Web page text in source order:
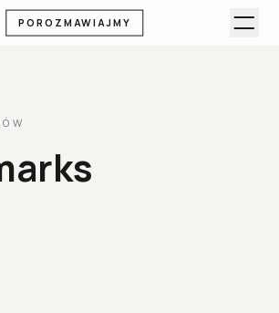
POROZMAWIAJMY